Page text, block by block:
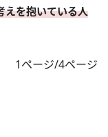
えを抱いている人
1ページ/4ページ